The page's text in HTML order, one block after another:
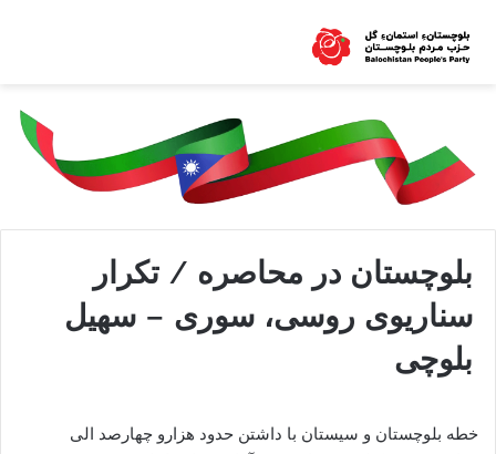
بلوچستان در محاصره / تکرار
سناریوی روسی، سوری – سهیل
بلوچی
خطه بلوچستان و سیستان با داشتن حدود هزارو چهارصد الی